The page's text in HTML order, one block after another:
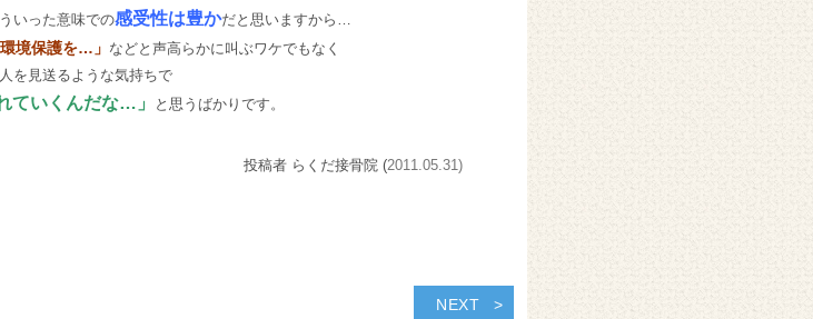
いった意味での感受性は豊かだと思いますから…
環境保護を…」 などと声高らかに叫ぶワケでもなく
を見送るような気持ちで
ていくんだな…」 と思うばかりです。
投稿者 らくだ接骨院 (2011.05.31)
NEXT